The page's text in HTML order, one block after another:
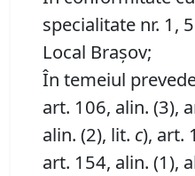
specialitate nr. 1,
Local Brașov;
În temeiul
art. 106, alin. (3),
alin. (2), lit. c), art.
art. 154, alin. (1),